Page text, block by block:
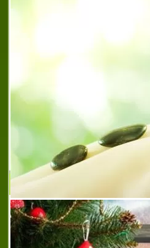
висококачествени сака
висококачествени якета
производител на модни
панталони марка rollmann
аксесоари марка rollmann
производител
костюми от
марката rollmann
качество
пирин текс пирин
текс трейдинг еоод,
марка rollmann,стилни
утвърдено име в модната
БРАЙДАЛ ФЕШЪН
изключителен
на
и официална